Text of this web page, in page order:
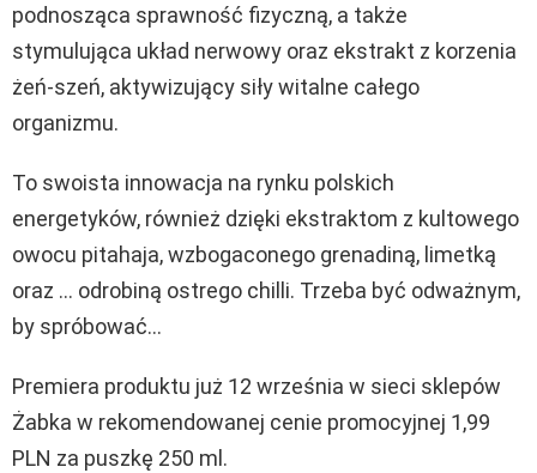
podnosząca sprawność fizyczną, a także
stymulująca układ nerwowy oraz ekstrakt z korzenia
żeń-szeń, aktywizujący siły witalne całego
organizmu.
To swoista innowacja na rynku polskich
energetyków, również dzięki ekstraktom z kultowego
owocu pitahaja, wzbogaconego grenadiną, limetką
oraz … odrobiną ostrego chilli. Trzeba być odważnym,
by spróbować…
Premiera produktu już 12 września w sieci sklepów
Żabka w rekomendowanej cenie promocyjnej 1,99
PLN za puszkę 250 ml.